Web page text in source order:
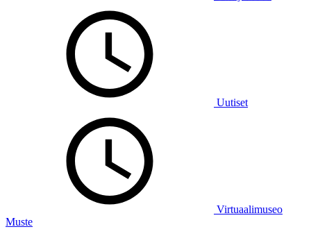
Uutiset
Virtuaalimuseo
Muste